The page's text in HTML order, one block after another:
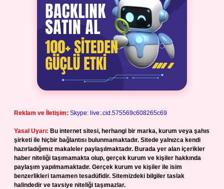
Reklam ve İletişim: Skype: live:.cid.575569c608265c69
Yasal Uyarı: Bu internet sitesi, herhangi bir marka, kurum veya şahıs
şirketi ile hiçbir bağlantısı bulunmamaktadır. Sitede yalnızca kendi
hazırladığımız makaleler paylaşılmaktadır. Burada yer alan içerikler
haber niteliği taşımamakta olup, gerçek kurum ve kişiler hakkında
paylaşım yapılmamaktadır. Gerçek kurum ve kişiler ile isim
benzerlikleri tamamen tesadüfidir. Sitemizdeki bilgiler taslak
halindedir ve tavsiye niteliği taşımazlar.